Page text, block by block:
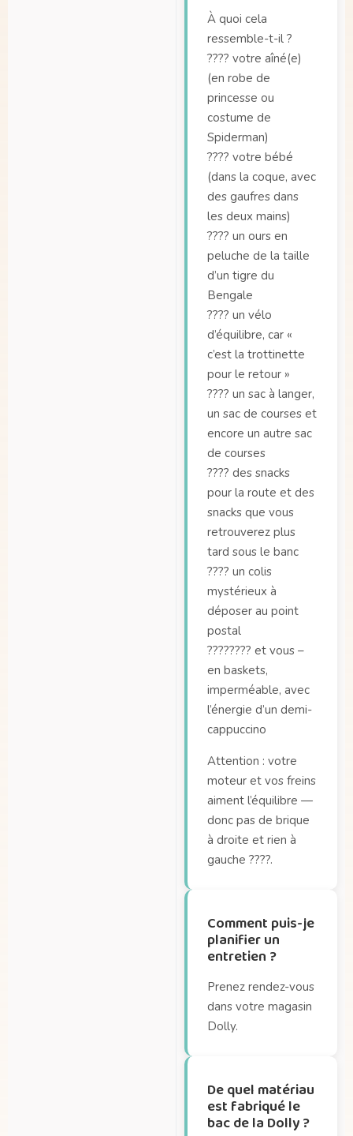
À quoi cela
ressemble-t-il ?
???? votre aîné(e)
(en robe de
princesse ou
costume de
Spiderman)
???? votre bébé
(dans la coque, avec
des gaufres dans
les deux mains)
???? un ours en
peluche de la taille
d’un tigre du
Bengale
???? un vélo
d’équilibre, car «
c’est la trottinette
pour le retour »
???? un sac à langer,
un sac de courses et
encore un autre sac
de courses
???? des snacks
pour la route et des
snacks que vous
retrouverez plus
tard sous le banc
???? un colis
mystérieux à
déposer au point
postal
????‍???? et vous –
en baskets,
imperméable, avec
l’énergie d’un demi-
cappuccino
Attention : votre
moteur et vos freins
aiment l’équilibre —
donc pas de brique
à droite et rien à
gauche ????.
Comment puis-je
planifier un
entretien ?
Prenez rendez-vous
dans votre magasin
Dolly.
De quel matériau
est fabriqué le
bac de la Dolly ?